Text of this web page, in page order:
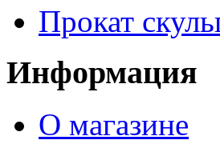
Прокат
Информация
О магазине